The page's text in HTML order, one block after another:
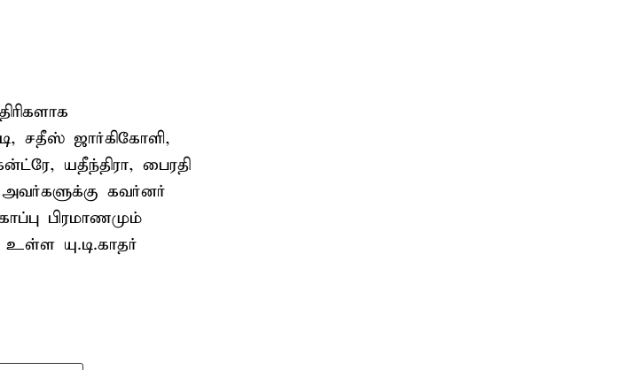
சதீஸ் ஜார்கிகோளி,
யதீந்திரா, பைரதி
கவர்னர்
பிரமாணமும்
யு.டி.காதர்